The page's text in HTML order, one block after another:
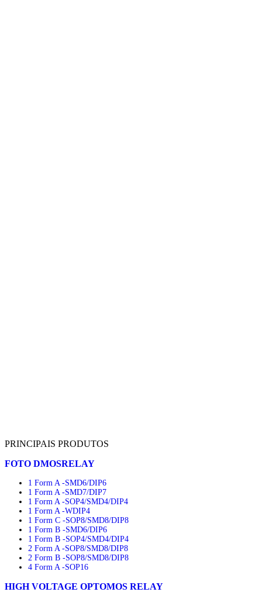
PRINCIPAIS PRODUTOS
FOTO DMOSRELAY
1 Form A -SMD6/DIP6
1 Form A -SMD7/DIP7
1 Form A -SOP4/SMD4/DIP4
1 Form A -WDIP4
1 Form C -SOP8/SMD8/DIP8
1 Form B -SMD6/DIP6
1 Form B -SOP4/SMD4/DIP4
2 Form A -SOP8/SMD8/DIP8
2 Form B -SOP8/SMD8/DIP8
4 Form A -SOP16
HIGH VOLTAGE OPTOMOS RELAY